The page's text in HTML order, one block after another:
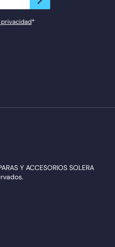
*
Y ACCESORIOS SOLERA